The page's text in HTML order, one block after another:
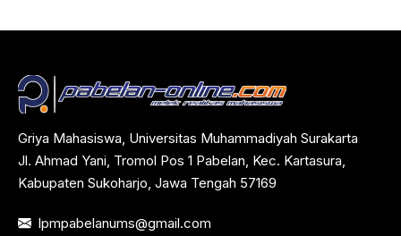
Griya Mahasiswa, Universitas Muhammadiyah Surakarta
Jl. Ahmad Yani, Tromol Pos 1 Pabelan, Kec. Kartasura,
Kabupaten Sukoharjo, Jawa Tengah 57169
lpmpabelanums@gmail.com